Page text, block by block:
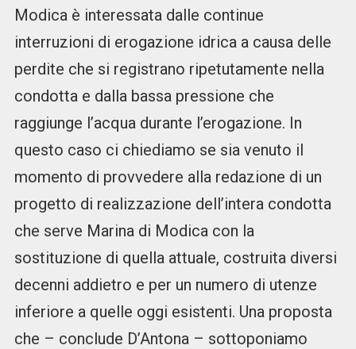
Modica è interessata dalle continue
interruzioni di erogazione idrica a causa delle
perdite che si registrano ripetutamente nella
condotta e dalla bassa pressione che
raggiunge l’acqua durante l’erogazione. In
questo caso ci chiediamo se sia venuto il
momento di provvedere alla redazione di un
progetto di realizzazione dell’intera condotta
che serve Marina di Modica con la
sostituzione di quella attuale, costruita diversi
decenni addietro e per un numero di utenze
inferiore a quelle oggi esistenti. Una proposta
che – conclude D’Antona – sottoponiamo